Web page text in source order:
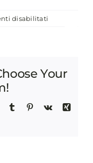
disabilitati
LA
CITTÀ
Your
Tumblr Pinterest
Vk Xing